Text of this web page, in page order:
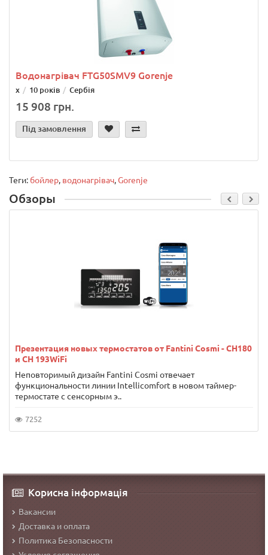
Водонагрівач FTG50SMV9 Gorenje
х 10 років Сербія
15 908 грн.
Під замовлення
Теги: бойлер, водонагрівач,Gorenje
Обзоры
Презентация новых термостатов от Fantini Cosmi - CH180
и CH 193WiFi
Неповторимый дизайн Fantini Cosmi отвечает
функциональности линии Intellicomfort в новом таймер-
термостате с сенсорным э..
7252
Корисна інформація
Вакансии
Доставка и оплата
Политика Безопасности